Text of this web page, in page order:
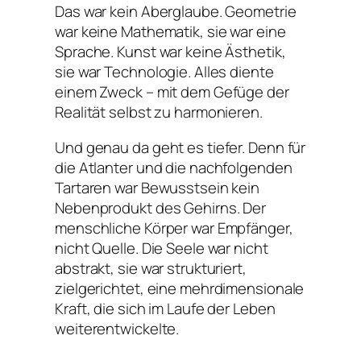
Das war kein Aberglaube. Geometrie
war keine Mathematik, sie war eine
Sprache. Kunst war keine Ästhetik,
sie war Technologie. Alles diente
einem Zweck – mit dem Gefüge der
Realität selbst zu harmonieren.
Und genau da geht es tiefer. Denn für
die Atlanter und die nachfolgenden
Tartaren war Bewusstsein kein
Nebenprodukt des Gehirns. Der
menschliche Körper war Empfänger,
nicht Quelle. Die Seele war nicht
abstrakt, sie war strukturiert,
zielgerichtet, eine mehrdimensionale
Kraft, die sich im Laufe der Leben
weiterentwickelte.